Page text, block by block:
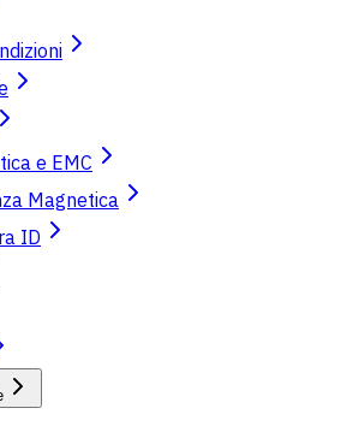
e EMC
Magnetica
ID